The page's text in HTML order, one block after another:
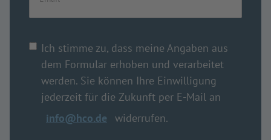
Ich stimme zu, dass meine Angaben aus
dem Formular erhoben und verarbeitet
werden. Sie können Ihre Einwilligung
jederzeit für die Zukunft per E-Mail an
info@hco.de
widerrufen.